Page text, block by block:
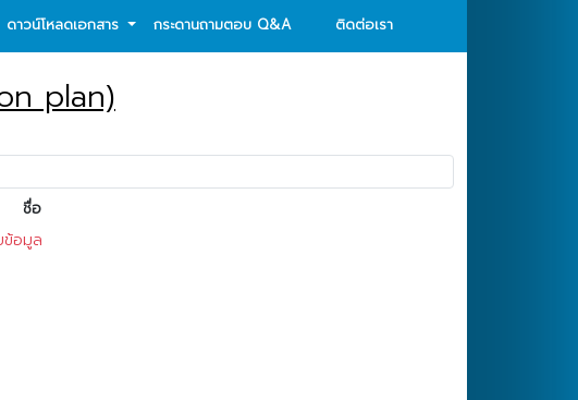
ดาวน์โหลดเอกสาร กระดานถามตอบ Q&A ติดต่อเรา
plan)
ชื่อ
อมูล